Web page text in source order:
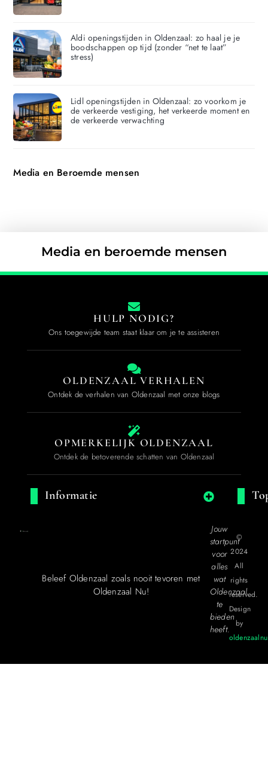
Aldi openingstijden in Oldenzaal: zo haal je je
boodschappen op tijd (zonder “net te laat”
stress)
Lidl openingstijden in Oldenzaal: zo voorkom je
de verkeerde vestiging, het verkeerde moment en
de verkeerde verwachting
Media en Beroemde mensen
Media en beroemde mensen
HULP NODIG?
Ons toegewijde team staat klaar om je te assisteren
OLDENZAAL VERHALEN
Ontdek de verhalen van Oldenzaal met onze blogs
OPMERKELIJK OLDENZAAL
Ontdek de betoverende schatten van Oldenzaal
Informatie
Beleef Oldenzaal zoals nooit tevoren met
Oldenzaal Nu!
Jouw
startpunt
voor
alles
wat
Oldenzaal
te
bieden
heeft.
©
2024
All
rights
reserved.
Design
by